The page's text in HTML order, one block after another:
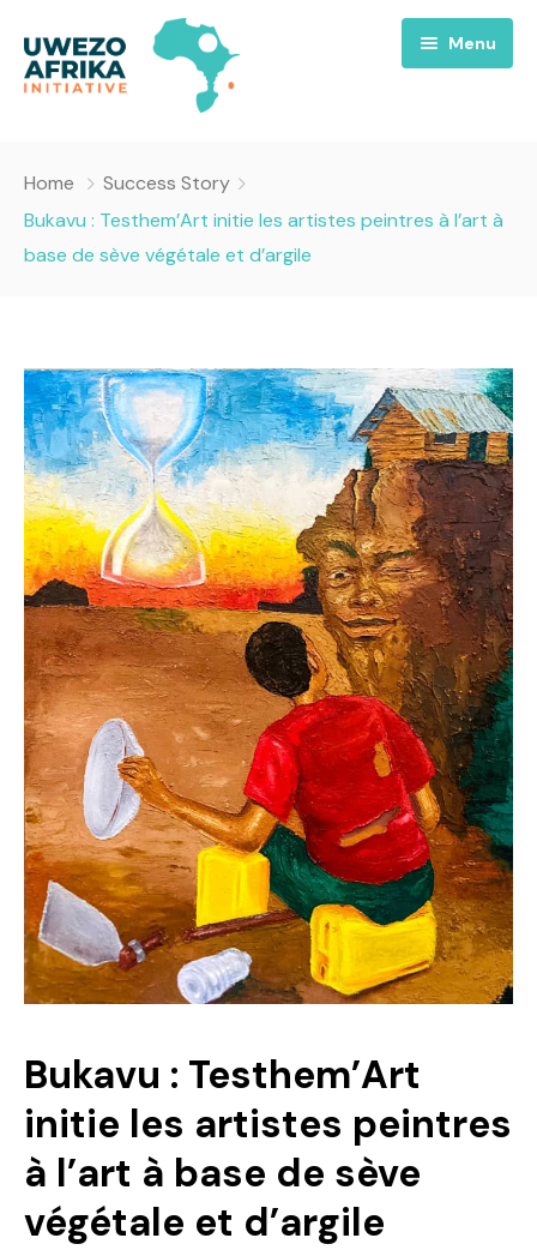
Menu
Nous
A propos
Projets
Culture
Success Story
Santé
Politique
Technologies
Entreprenariat
Magazines
Emissions
Contact
Opportunités
Home
Success Story
Bukavu : Testhem’Art initie les artistes peintres à l’art à
base de sève végétale et d’argile
Bukavu : Testhem’Art
initie les artistes peintres
à l’art à base de sève
végétale et d’argile